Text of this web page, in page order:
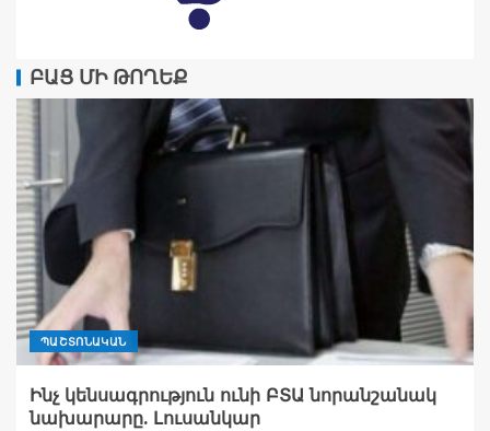
ԲԱՑ ՄԻ ԹՈՂԵՔ
ՊԱՇՏՈՆԱԿԱՆ
Ինչ կենսագրություն ունի ԲՏԱ նորանշանակ
նախարարը. Լուսանկար